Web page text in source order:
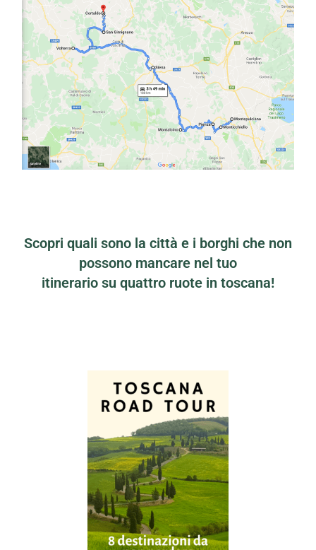
Scopri quali sono la città e i borghi che non
possono mancare nel tuo
itinerario su quattro ruote in toscana!